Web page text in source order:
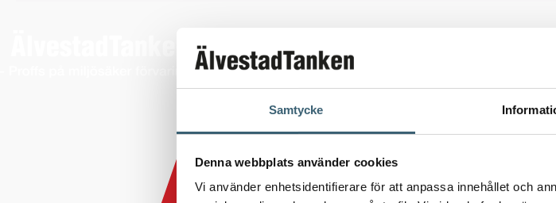
Samtycke
Denna webbplats använder cookies
Vi använder enhetsidentifierare för att anpassa innehållet och